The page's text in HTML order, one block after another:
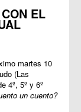
EL
martes 10
(Las
4º, 5º y 6º
un cuento?